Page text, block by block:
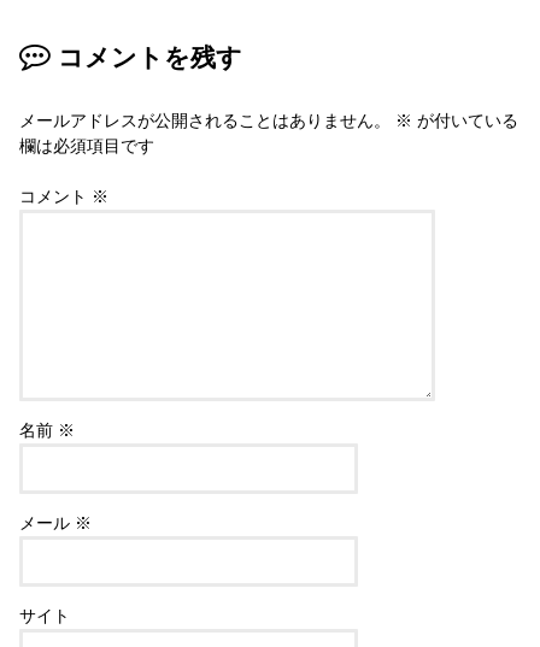
コメントを残す
メールアドレスが公開されることはありません。 ※ が付いている
欄は必須項目です
コメント ※
名前 ※
メール ※
サイト